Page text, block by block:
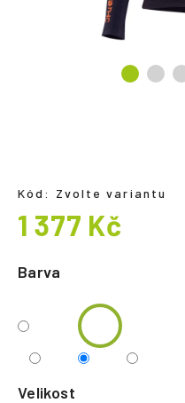
Barva
Velikost
Kód: Zvolte variantu
1 377 Kč
cena: